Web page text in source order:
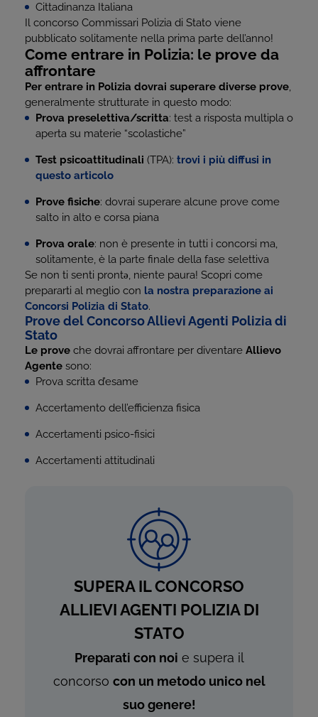
Cittadinanza Italiana
Il concorso Commissari Polizia di Stato viene
pubblicato solitamente nella prima parte dell’anno!
Come entrare in Polizia: le prove da
affrontare
Per entrare in Polizia dovrai superare diverse prove,
generalmente strutturate in questo modo:
Prova preselettiva/scritta: test a risposta multipla o
aperta su materie “scolastiche”
Test psicoattitudinali (TPA): trovi i più diffusi in
questo articolo
Prove fisiche: dovrai superare alcune prove come
salto in alto e corsa piana
Prova orale: non è presente in tutti i concorsi ma,
solitamente, è la parte finale della fase selettiva
Se non ti senti prontə, niente paura! Scopri come
prepararti al meglio con la nostra preparazione ai
Concorsi Polizia di Stato.
Prove del Concorso Allievi Agenti Polizia di
Stato
Le prove che dovrai affrontare per diventare Allievo
Agente sono:
Prova scritta d’esame
Accertamento dell’efficienza fisica
Accertamenti psico-fisici
Accertamenti attitudinali
SUPERA IL CONCORSO
ALLIEVI AGENTI POLIZIA DI
STATO
Preparati con noi e supera il
concorso con un metodo unico nel
suo genere!